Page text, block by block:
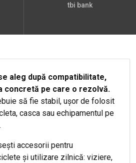
tbi bank
aleg după compatibilitate,
concretă pe care o rezolvă.
să fie stabil, ușor de folosit
casca sau echipamentul pe
accesorii pentru
și utilizare zilnică: viziere,